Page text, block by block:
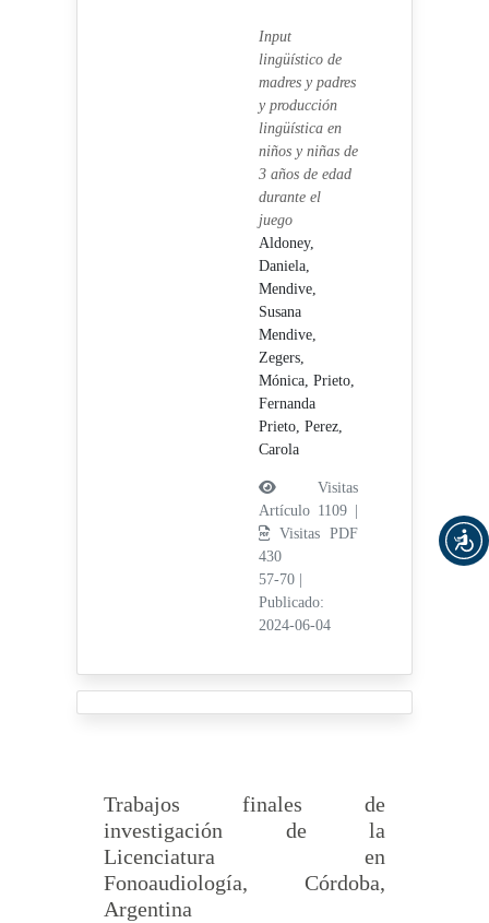
Input
lingüístico de
madres y padres
y producción
lingüística en
niños y niñas de
3 años de edad
durante el
juego
Aldoney,
Daniela,
Mendive,
Susana
Mendive,
Zegers,
Mónica, Prieto,
Fernanda
Prieto, Perez,
Carola
Visitas
Artículo 1109 |
Visitas PDF
430
57-70
Publicado:
2024-06-04
Trabajos finales de
investigación de la
Licenciatura en
Fonoaudiología, Córdoba,
Argentina